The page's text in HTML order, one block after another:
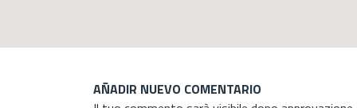
AÑADIR NUEVO COMENTARIO